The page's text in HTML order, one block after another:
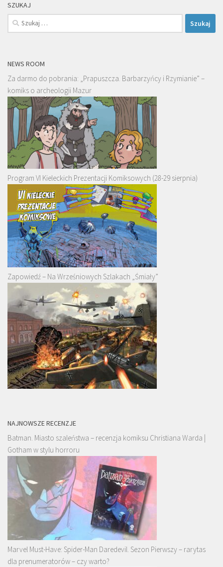
SZUKAJ
Szukaj:
NEWS ROOM
Za darmo do pobrania: „Prapuszcza. Barbarzyńcy i Rzymianie” –
komiks o archeologii Mazur
Program VI Kieleckich Prezentacji Komiksowych (28-29 sierpnia)
Zapowiedź – Na Wrześniowych Szlakach „Śmiały”
NAJNOWSZE RECENZJE
Batman. Miasto szaleństwa – recenzja komiksu Christiana Warda |
Gotham w stylu horroru
Marvel Must-Have: Spider-Man Daredevil. Sezon Pierwszy – rarytas
dla prenumeratorów – czy warto?